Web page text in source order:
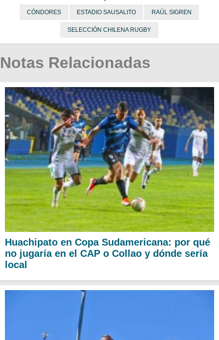
CÓNDORES ESTADIO SAUSALITO RAÚL SIGREN
SELECCIÓN CHILENA RUGBY
Notas Relacionadas
Huachipato en Copa Sudamericana: por qué
no jugaría en el CAP o Collao y dónde sería
local